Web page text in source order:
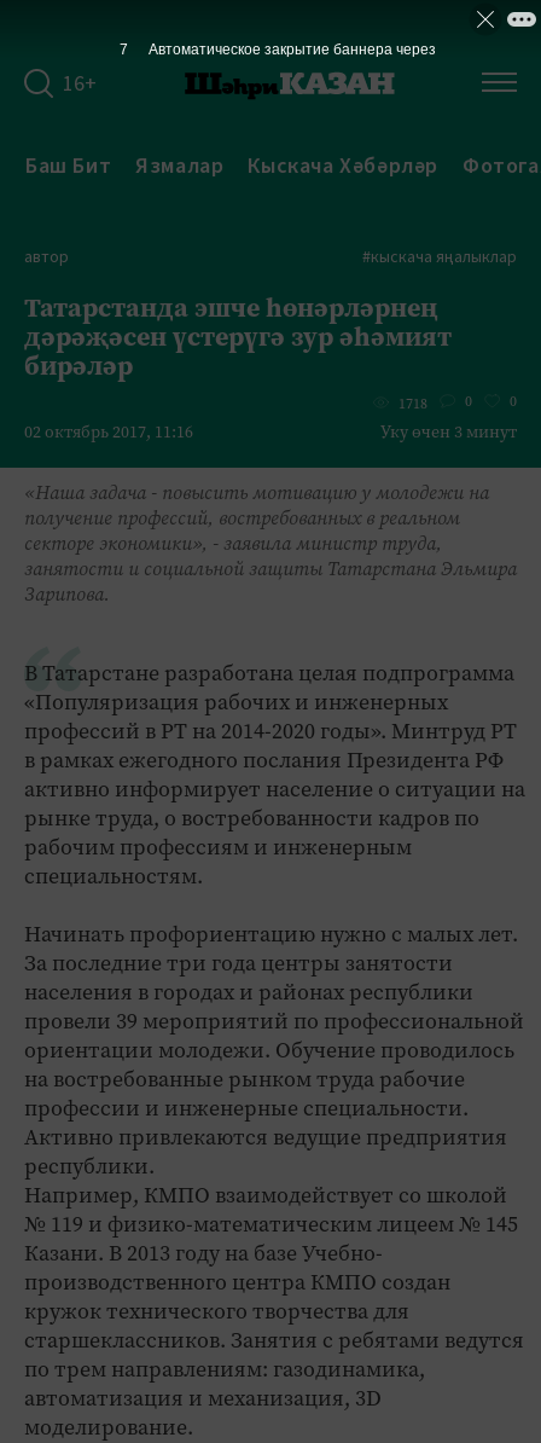
16+
Баш Бит Язмалар Кыскача Хәбәрләр
автор #кыскача яңалыклар
Татарстанда эшче һөнәрләрнең
дәрәҗәсен үстерүгә зур әһәмият
бирәләр
02 октябрь 2017, 11:16
1718 0 0
Уку өчен 3 минут
«Наша задача - повысить мотивацию у молодежи на
получение профессий, востребованных в реальном
секторе экономики», - заявила министр труда,
занятости и социальной защиты Татарстана Эльмира
Зарипова.
В Татарстане разработана целая подпрограмма
«Популяризация рабочих и инженерных
профессий в РТ на 2014-2020 годы». Минтруд РТ
в рамках ежегодного послания Президента РФ
активно информирует население о ситуации на
рынке труда, о востребованности кадров по
рабочим профессиям и инженерным
специальностям.
Начинать профориентацию нужно с малых лет.
За последние три года центры занятости
населения в городах и районах республики
провели 39 мероприятий по профессиональной
ориентации молодежи. Обучение проводилось
на востребованные рынком труда рабочие
профессии и инженерные специальности.
Активно привлекаются ведущие предприятия
республики.
Например, КМПО взаимодействует со школой
№ 119 и физико-математическим лицеем № 145
Казани. В 2013 году на базе Учебно-
производственного центра КМПО создан
кружок технического творчества для
старшеклассников. Занятия с ребятами ведутся
по трем направлениям: газодинамика,
автоматизация и механизация, 3D
моделирование.
6 Автоматическое закрытие баннера через